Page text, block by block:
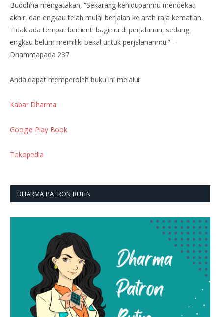
Buddhha mengatakan, “Sekarang kehidupanmu mendekati
akhir, dan engkau telah mulai berjalan ke arah raja kematian.
Tidak ada tempat berhenti bagimu di perjalanan, sedang
engkau belum memiliki bekal untuk perjalananmu.” -
Dhammapada 237
Anda dapat memperoleh buku ini melalui:
Kabar Dharma
Google Play Book
Tokopedia
DHARMA PATRON RUTIN